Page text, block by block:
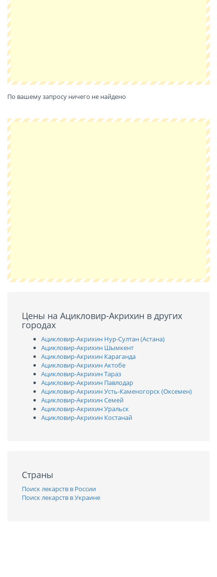
По вашему запросу ничего не найдено
Цены на Ацикловир-Акрихин в других
городах
Ацикловир-Акрихин Нур-Султан (Астана)
Ацикловир-Акрихин Шымкент
Ацикловир-Акрихин Караганда
Ацикловир-Акрихин Актобе
Ацикловир-Акрихин Тараз
Ацикловир-Акрихин Павлодар
Ацикловир-Акрихин Усть-Каменогорск (Оксемен)
Ацикловир-Акрихин Семей
Ацикловир-Акрихин Уральск
Ацикловир-Акрихин Костанай
Страны
Поиск лекарств в России
Поиск лекарств в Украине